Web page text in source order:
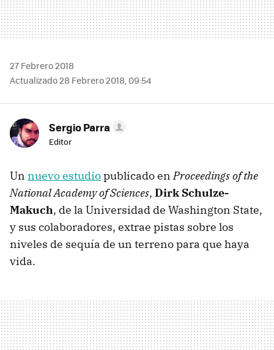
27 Febrero 2018
Actualizado 28 Febrero 2018, 09:54
Sergio Parra
Editor
Un nuevo estudiopublicado en Proceedings of the
National Academy of Sciences, Dirk Schulze-
Makuch, de la Universidad de Washington State,
y sus colaboradores, extrae pistas sobre los
niveles de sequía de un terreno para que haya
vida.